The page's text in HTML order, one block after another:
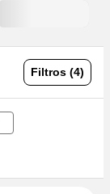
Filtros (4)